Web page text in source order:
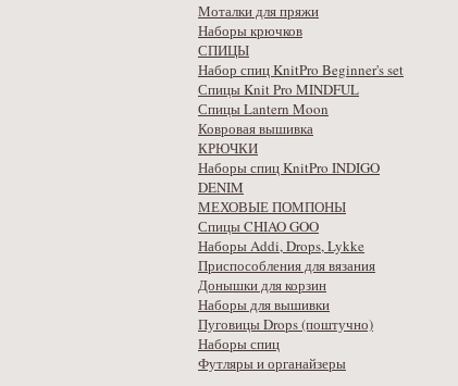
Моталки для пряжи
Наборы крючков
СПИЦЫ
Набор спиц KnitPro Beginner's set
Спицы Knit Pro MINDFUL
Спицы Lantern Moon
Ковровая вышивка
КРЮЧКИ
Наборы спиц KnitPro INDIGO
DENIM
МЕХОВЫЕ ПОМПОНЫ
Спицы CHIAO GOO
Наборы Addi, Drops, Lykke
Приспособления для вязания
Донышки для корзин
Наборы для вышивки
Пуговицы Drops (поштучно)
Наборы спиц
Футляры и органайзеры